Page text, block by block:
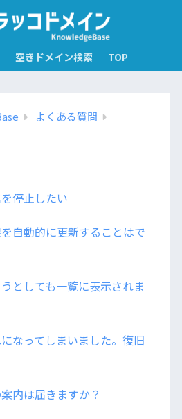
空きドメイン検索 TOP
よくある質問
停止したい
自動的に更新することはで
としても一覧に表示されま
なってしまいました。復旧
内は届きますか？